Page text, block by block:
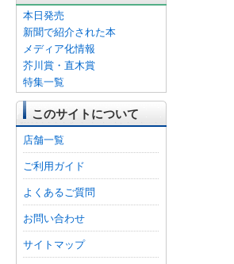
本日発売
新聞で紹介された本
メディア化情報
芥川賞・直木賞
特集一覧
このサイトについて
店舗一覧
ご利用ガイド
よくあるご質問
お問い合わせ
サイトマップ